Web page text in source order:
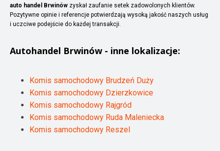
auto handel Brwinów zyskał zaufanie setek zadowolonych klientów.
Pozytywne opinie i referencje potwierdzają wysoką jakość naszych usług
i uczciwe podejście do każdej transakcji.
Autohandel Brwinów - inne lokalizacje:
Komis samochodowy Brudzeń Duży
Komis samochodowy Dzierzkowice
Komis samochodowy Rajgród
Komis samochodowy Ruda Maleniecka
Komis samochodowy Reszel